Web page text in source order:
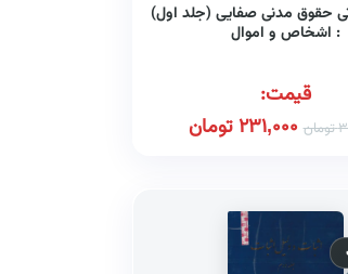
حقوق مدنی صفایی (جلد اول)
: اشخاص و اموال
قیمت:
تومان 231,000تومان